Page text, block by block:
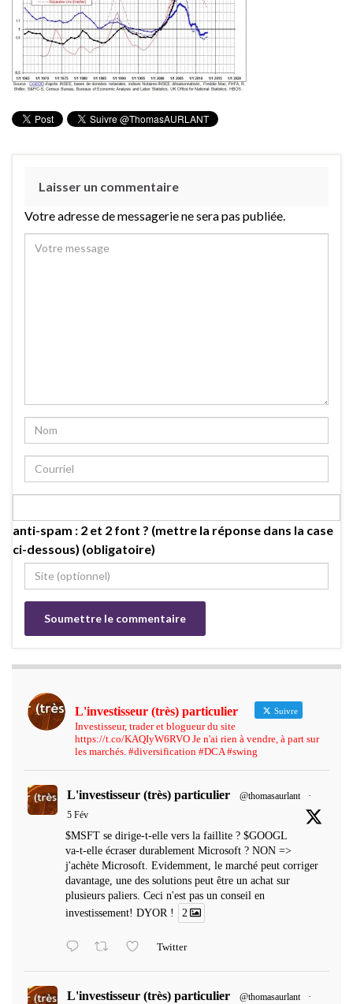
Laisser un commentaire
Votre adresse de messagerie ne sera pas publiée.
anti-spam : 2 et 2 font ? (mettre la réponse dans la case
ci-dessous) (obligatoire)
L'investisseur (très) particulier Suivre
Investisseur, trader et blogueur du site
https://t.co/KAQIyW6RVO Je n'ai rien à vendre, à part sur
les marchés. #diversification #DCA #swing
L'investisseur (très) particulier @thomasaurlant
·
5 Fév
$MSFT se dirige-t-elle vers la faillite ? $GOOGL
va-t-elle écraser durablement Microsoft ? NON =>
j'achète Microsoft. Evidemment, le marché peut corriger
davantage, une des solutions peut être un achat sur
plusieurs paliers. Ceci n'est pas un conseil en
investissement! DYOR !
2
Twitter
L'investisseur (très) particulier @thomasaurlant
·